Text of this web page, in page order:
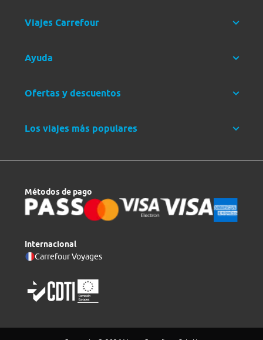
Viajes Carrefour
Ayuda
Ofertas y descuentos
Los viajes más populares
Métodos de pago
Internacional
Carrefour Voyages